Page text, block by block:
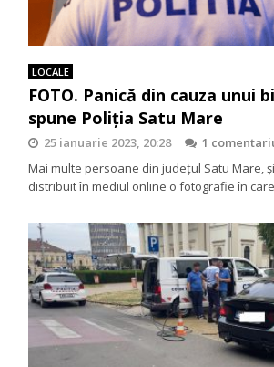
LOCALE
FOTO. Panică din cauza unui
spune Poliția Satu Mare
25 ianuarie 2023, 20:28
1
Mai multe persoane din județul Satu Mare,
distribuit în mediul online o fotografie în